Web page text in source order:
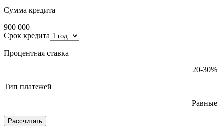
Сумма кредита
900 000
Срок кредита
Процентная ставка
20-30%
Тип платежей
Равные
Рассчитать